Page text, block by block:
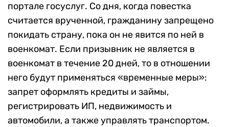
портале госуслуг. Со дня, когда повестка
считается врученной, гражданину запрещено
покидать страну, пока он не явится по ней в
военкомат. Если призывник не является в
военкомат в течение 20 дней, то в отношении
него будут применяться «временные меры»:
запрет оформлять кредиты и займы,
регистрировать ИП, недвижимость и
автомобили, а также управлять транспортом.